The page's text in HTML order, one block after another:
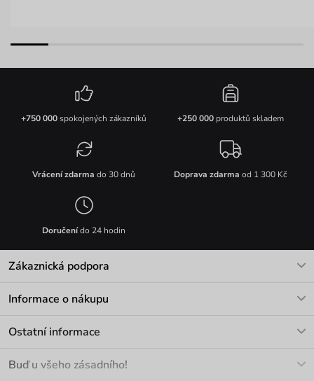
+750 000spokojených zákazníků +250 000produktů skladem
Vrácení zdarma do 30 dnů Doprava zdarma od 1 300 Kč
Doručenído 24 hodin
Zákaznická podpora
Informace o nákupu
Materiály a údržba
Ostatní informace
Buď u všeho zásadního!